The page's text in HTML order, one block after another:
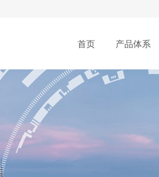
首页 产品体系